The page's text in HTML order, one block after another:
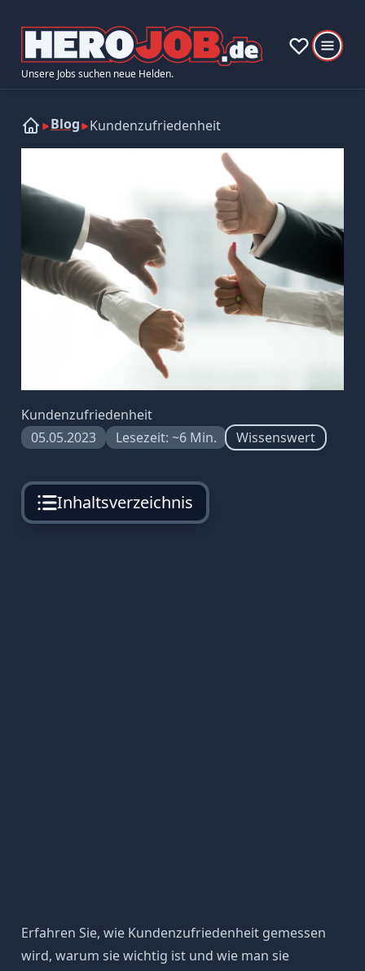
Unsere Jobs suchen neue Helden.
Blog Kundenzufriedenheit
Kundenzufriedenheit
05.05.2023
Lesezeit: ~6 Min. Wissenswert
Inhaltsverzeichnis
Erfahren Sie, wie Kundenzufriedenheit gemessen
wird, warum sie wichtig ist und wie man sie